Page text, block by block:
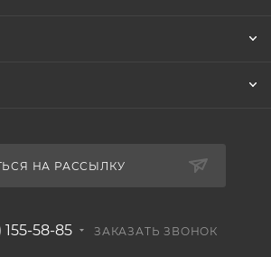
НА РАССЫЛКУ
155-58-85 ЗАКАЗАТЬ ЗВОНОК